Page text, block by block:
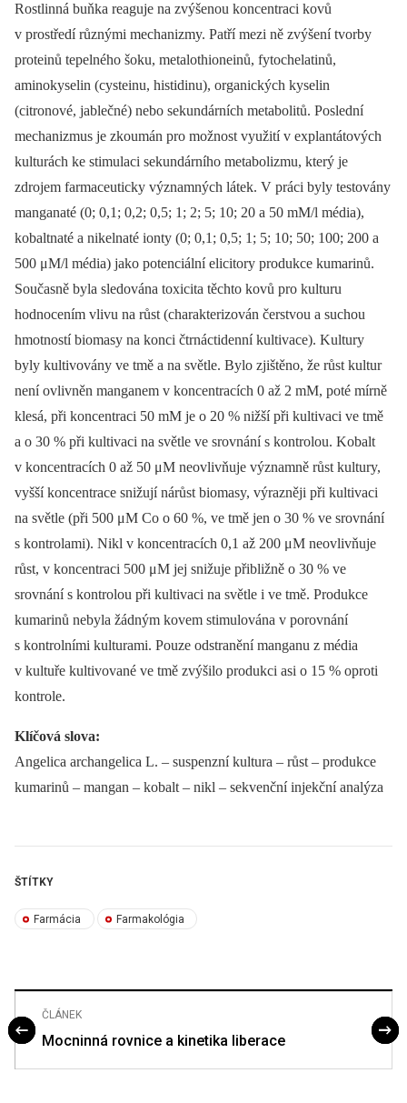
Rostlinná buňka reaguje na zvýšenou koncentraci kovů
v prostředí různými mechanizmy. Patří mezi ně zvýšení tvorby
proteinů tepelného šoku, metalothioneinů, fytochelatinů,
aminokyselin (cysteinu, histidinu), organických kyselin
(citronové, jablečné) nebo sekundárních metabolitů. Poslední
mechanizmus je zkoumán pro možnost využití v explantátových
kulturách ke stimulaci sekundárního metabolizmu, který je
zdrojem farmaceuticky významných látek. V práci byly testovány
manganaté (0; 0,1; 0,2; 0,5; 1; 2; 5; 10; 20 a 50 mM/l média),
kobaltnaté a nikelnaté ionty (0; 0,1; 0,5; 1; 5; 10; 50; 100; 200 a
500 μM/l média) jako potenciální elicitory produkce kumarinů.
Současně byla sledována toxicita těchto kovů pro kulturu
hodnocením vlivu na růst (charakterizován čerstvou a suchou
hmotností biomasy na konci čtrnáctidenní kultivace). Kultury
byly kultivovány ve tmě a na světle. Bylo zjištěno, že růst kultur
není ovlivněn manganem v koncentracích 0 až 2 mM, poté mírně
klesá, při koncentraci 50 mM je o 20 % nižší při kultivaci ve tmě
a o 30 % při kultivaci na světle ve srovnání s kontrolou. Kobalt
v koncentracích 0 až 50 μM neovlivňuje významně růst kultury,
vyšší koncentrace snižují nárůst biomasy, výrazněji při kultivaci
na světle (při 500 μM Co o 60 %, ve tmě jen o 30 % ve srovnání
s kontrolami). Nikl v koncentracích 0,1 až 200 μM neovlivňuje
růst, v koncentraci 500 μM jej snižuje přibližně o 30 % ve
srovnání s kontrolou při kultivaci na světle i ve tmě. Produkce
kumarinů nebyla žádným kovem stimulována v porovnání
s kontrolními kulturami. Pouze odstranění manganu z média
v kultuře kultivované ve tmě zvýšilo produkci asi o 15 % oproti
kontrole.
Klíčová slova:
Angelica archangelica L. –⁠ suspenzní kultura –⁠ růst –⁠ produkce
kumarinů –⁠ mangan –⁠ kobalt –⁠ nikl –⁠ sekvenční injekční analýza
ŠTÍTKY
Farmácia Farmakológia
ČLÁNEK
Mocninná rovnice a kinetika liberace